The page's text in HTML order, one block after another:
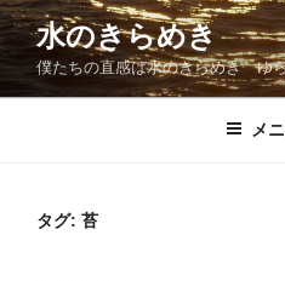
コ
ン
テ
ン
水のきらめき
僕たちの直感は水のきらめき ゆ
メ
タグ: 苔